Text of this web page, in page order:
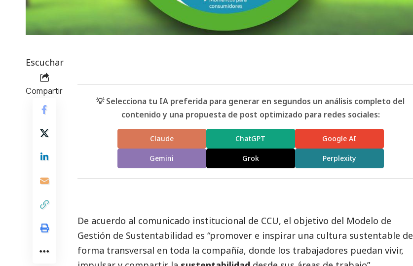
Escuchar
Compartir
💡 Selecciona tu IA preferida para generar en segundos un análisis completo del
contenido y una propuesta de post optimizado para redes sociales:
Claude ChatGPT Google AI
Gemini Grok Perplexity
De acuerdo al comunicado institucional de CCU, el objetivo del Modelo de
Gestión de Sustentabilidad es “promover e inspirar una cultura sustentable de
forma transversal en toda la compañía, donde los trabajadores puedan vivir,